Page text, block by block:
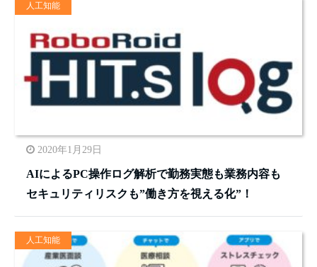
人工知能
2020年1月29日
AIによるPC操作ログ解析で勤務実態も業務内容も
セキュリティリスクも”働き方を視える化”！
人工知能